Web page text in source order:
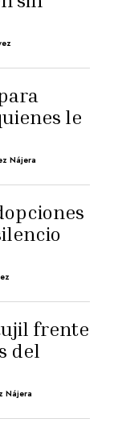
le
Nájera
frente
del
Nájera